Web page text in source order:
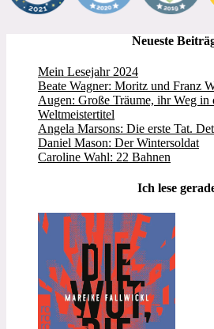
Neueste
Mein Lesejahr 2024
Beate Wagner: Moritz und Franz
Augen: Große Träume, ihr Weg
Weltmeistertitel
Angela Marsons: Die erste Tat.
Daniel Mason: Der Wintersoldat
Caroline Wahl: 22 Bahnen
Ich lese